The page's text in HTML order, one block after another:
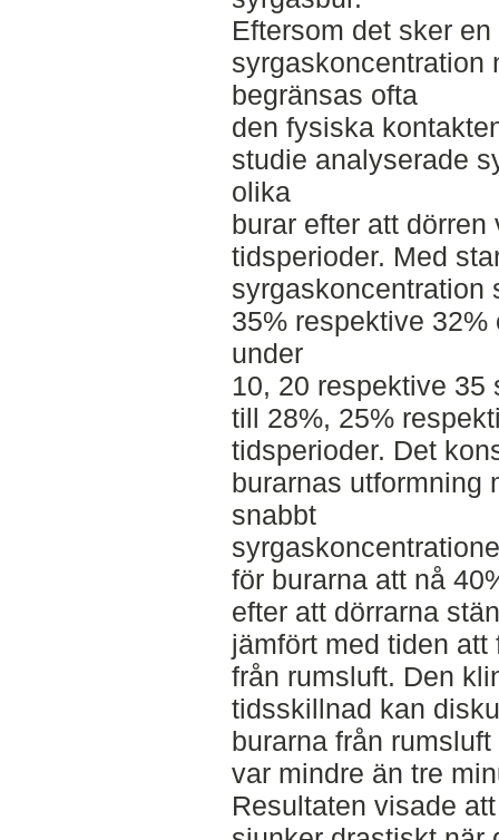
Eftersom det sker
syrgaskoncentration
begränsas ofta
den fysiska
studie analyserade
olika
burar efter att
tidsperioder. Med
syrgaskoncentration
35% respektive
under
10, 20 respektive 35
till 28%, 25%
tidsperioder. Det
burarnas utformning
snabbt
för burarna att nå
efter att dörrarna
jämfört med tiden
från rumsluft. Den
tidsskillnad kan
burarna från
var mindre än tre
Resultaten visade